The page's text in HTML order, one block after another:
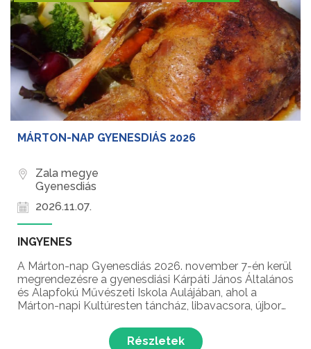
MÁRTON-NAP GYENESDIÁS 2026
Zala megye
Gyenesdiás
2026.11.07.
INGYENES
A Márton-nap Gyenesdiás 2026. november 7-én kerül
megrendezésre a gyenesdiási Kárpáti János Általános
és Alapfokú Művészeti Iskola Aulájában, ahol a
Márton-napi Kultúresten táncház, libavacsora, újbor
Részletek